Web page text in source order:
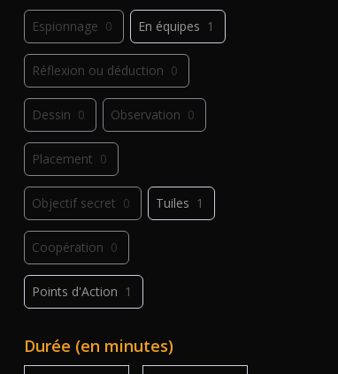
Espionnage 0 En équipes 1
Réflexion ou déduction 0
Dessin 0 Observation 0
Placement 0
Objectif secret 0 Tuiles 1
Coopération 0
Points d'Action 1
Déplacement 0
Durée (en minutes)